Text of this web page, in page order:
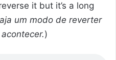
it but it’s a long
um modo de reverter
)